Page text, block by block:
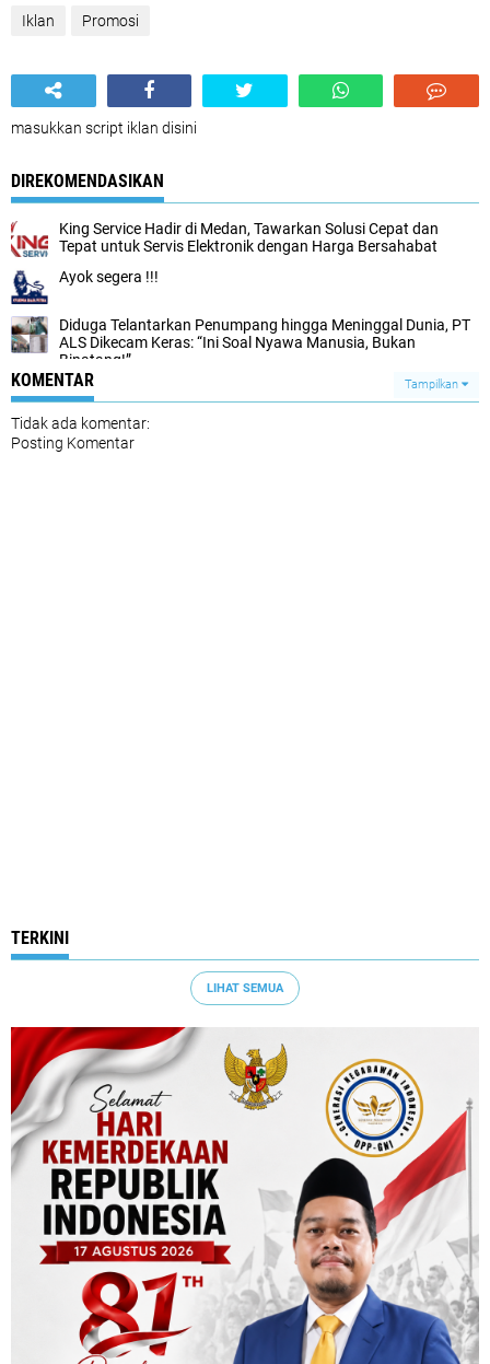
Iklan Promosi
masukkan script iklan disini
DIREKOMENDASIKAN
King Service Hadir di Medan, Tawarkan Solusi Cepat dan
Tepat untuk Servis Elektronik dengan Harga Bersahabat
Ayok segera !!!
Diduga Telantarkan Penumpang hingga Meninggal Dunia, PT
ALS Dikecam Keras: “Ini Soal Nyawa Manusia, Bukan
Binatang!”
KOMENTAR Tampilkan
Tidak ada komentar:
Posting Komentar
TERKINI
LIHAT SEMUA